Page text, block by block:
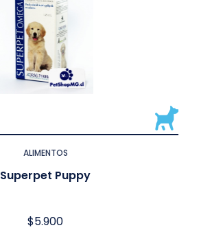
ALIMENTOS
Superpet Puppy
$5.900